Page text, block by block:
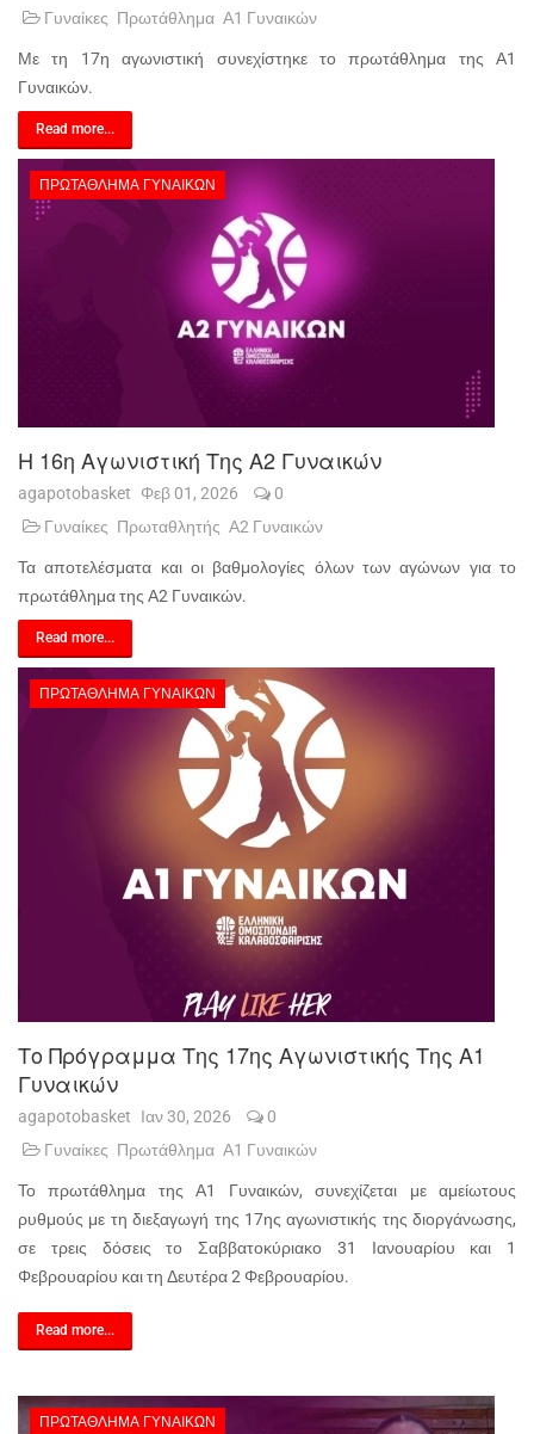
Γυναίκες Πρωτάθλημα Α1 Γυναικών
Με τη 17η αγωνιστική συνεχίστηκε το πρωτάθλημα της Α1
Γυναικών.
Read more...
ΠΡΩΤΆΘΛΗΜΑ ΓΥΝΑΙΚΏΝ
Η 16η Αγωνιστική Της Α2 Γυναικών
agapotobasket Φεβ 01, 2026
0
Γυναίκες Πρωταθλητής Α2 Γυναικών
Τα αποτελέσματα και οι βαθμολογίες όλων των αγώνων για το
πρωτάθλημα της Α2 Γυναικών.
Read more...
ΠΡΩΤΆΘΛΗΜΑ ΓΥΝΑΙΚΏΝ
Το Πρόγραμμα Της 17ης Αγωνιστικής Της Α1
Γυναικών
agapotobasket Ιαν 30, 2026
0
Γυναίκες Πρωτάθλημα Α1 Γυναικών
Το πρωτάθλημα της Α1 Γυναικών, συνεχίζεται με αμείωτους
ρυθμούς με τη διεξαγωγή της 17ης αγωνιστικής της διοργάνωσης,
σε τρεις δόσεις το Σαββατοκύριακο 31 Ιανουαρίου και 1
Φεβρουαρίου και τη Δευτέρα 2 Φεβρουαρίου.
Read more...
ΠΡΩΤΆΘΛΗΜΑ ΓΥΝΑΙΚΏΝ